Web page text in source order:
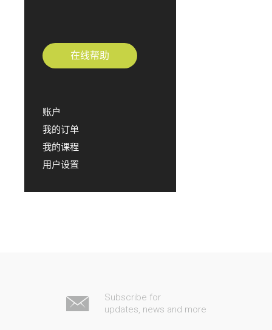
在线帮助
账户
我的订单
我的课程
用户设置
Subscribe for
updates, news and more